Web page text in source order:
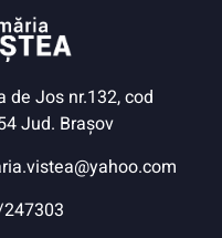
de Jos nr.132, cod
Jud. Braşov